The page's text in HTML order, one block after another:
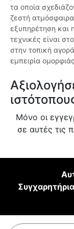
τα οποία
ζεστή
εξυπηρέτηση και
τεχνικές είναι
στην τοπική
εμπειρία
Μόνο οι
σε αυτές τις